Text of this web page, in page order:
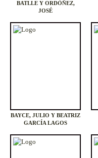
BATLLE Y ORDÓÑEZ,
JOSÉ
BAYCE, JULIO Y BEATRIZ
GARCÍA LAGOS